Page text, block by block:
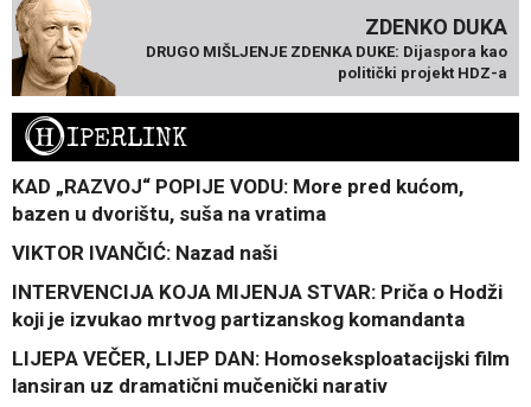
ZDENKO DUKA
DRUGO MIŠLJENJE ZDENKA DUKE: Dijaspora kao
politički projekt HDZ-a
HIPERLINK
KAD „RAZVOJ“ POPIJE VODU: More pred kućom,
bazen u dvorištu, suša na vratima
VIKTOR IVANČIĆ: Nazad naši
INTERVENCIJA KOJA MIJENJA STVAR: Priča o Hodži
koji je izvukao mrtvog partizanskog komandanta
LIJEPA VEČER, LIJEP DAN: Homoseksploatacijski film
lansiran uz dramatični mučenički narativ